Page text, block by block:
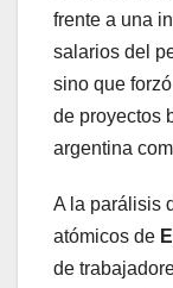
frente a una
salarios del
sino que
de proyectos
argentina
A la parálisis
atómicos de
de